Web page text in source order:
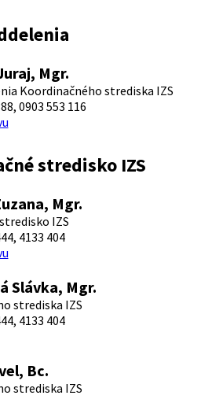
Mgr.
Koordinačného strediska IZS
0903 553 116
stredisko IZS
Mgr.
IZS
4133 404
Slávka, Mgr.
strediska IZS
4133 404
Bc.
strediska IZS